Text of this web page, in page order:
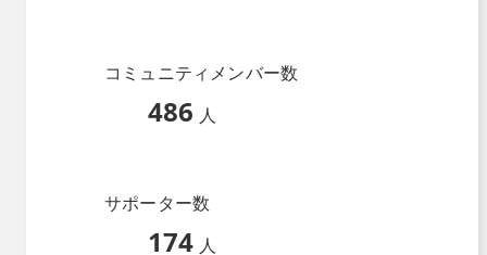
コミュニティメンバー数
486 人
サポーター数
174 人